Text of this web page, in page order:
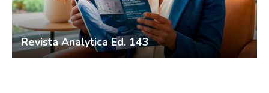
Revista Analytica Ed. 143